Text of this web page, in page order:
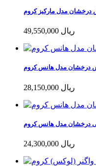
مدل مارکیز کروم
49,550,000 ریال
درخشان مدل هانس کروم
28,150,000 ریال
درخشان مدل هانس کروم
24,300,000 ریال